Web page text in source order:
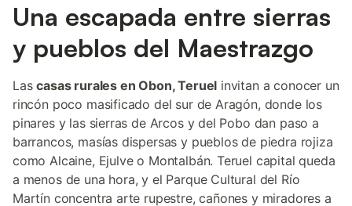
Una escapada entre sierras
y pueblos del Maestrazgo
Lascasas rurales en Obon, Teruel invitan a conocer un
rincón poco masificado del sur de Aragón, donde los
pinares y las sierras de Arcos y del Pobo dan paso a
barrancos, masías dispersas y pueblos de piedra rojiza
como Alcaine, Ejulve o Montalbán. Teruel capital queda
a menos de una hora, y el Parque Cultural del Río
Martín concentra arte rupestre, cañones y miradores a